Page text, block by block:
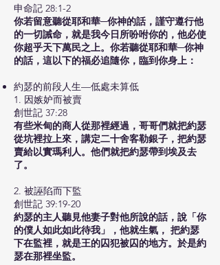
申命記 28:1-2
你若留意聽從耶和華─你神的話，謹守遵行他
的一切誡命，就是我今日所吩咐你的，他必使
你超乎天下萬民之上。你若聽從耶和華─你神
的話，這以下的福必追隨你，臨到你身上：
約瑟的前段人生—低處未算低
1. 因嫉妒而被賣
創世記 37:28
有些米甸的商人從那裡經過，哥哥們就把約瑟
從坑裡拉上來，講定二十舍客勒銀子，把約瑟
賣給以實瑪利人。他們就把約瑟帶到埃及去
了。
2. 被誣陷而下監
創世記 39:19-20
約瑟的主人聽見他妻子對他所說的話，說「你
的僕人如此如此待我」，他就生氣， 把約瑟
下在監裡，就是王的囚犯被囚的地方。於是約
瑟在那裡坐監。